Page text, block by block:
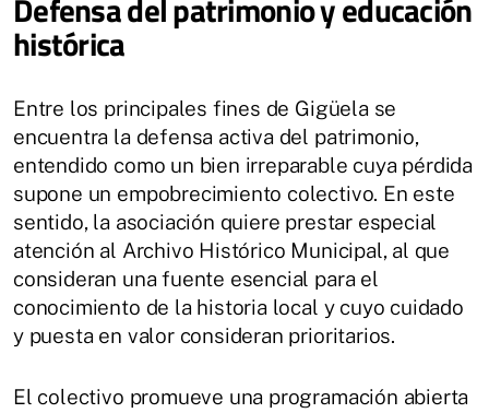
Defensa del patrimonio y educación
histórica
Entre los principales fines de Gigüela se
encuentra la defensa activa del patrimonio,
entendido como un bien irreparable cuya pérdida
supone un empobrecimiento colectivo. En este
sentido, la asociación quiere prestar especial
atención al Archivo Histórico Municipal, al que
consideran una fuente esencial para el
conocimiento de la historia local y cuyo cuidado
y puesta en valor consideran prioritarios.
El colectivo promueve una programación abierta